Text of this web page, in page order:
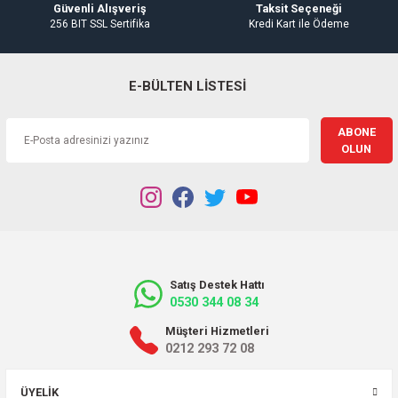
Güvenli Alışveriş
256 BIT SSL Sertifika
Taksit Seçeneği
Kredi Kart ile Ödeme
E-BÜLTEN LİSTESİ
ABONE
OLUN
Satış Destek Hattı
0530 344 08 34
Müşteri Hizmetleri
0212 293 72 08
ÜYELIK